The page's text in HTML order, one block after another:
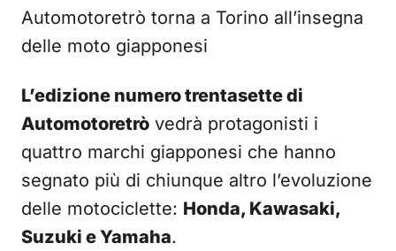
Automotoretrò torna a Torino all’insegna
delle moto giapponesi
L’edizione numero trentasette di
Automotoretrò vedrà protagonisti i
quattro marchi giapponesi che hanno
segnato più di chiunque altro l’evoluzione
delle motociclette: Honda, Kawasaki,
Suzuki e Yamaha.